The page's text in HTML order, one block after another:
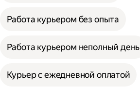
Работа курьером без опыта
Работа курьером неполный день
Курьер с ежедневной оплатой